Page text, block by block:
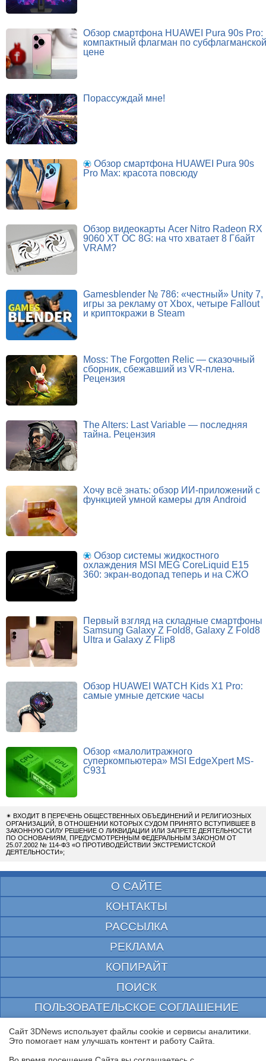
Обзор смартфона HUAWEI Pura 90s Pro:
компактный флагман по субфлагманской
цене
Порассуждай мне!
Обзор смартфона HUAWEI Pura 90s
Pro Max: красота повсюду
Обзор видеокарты Acer Nitro Radeon RX
9060 XT OC 8G: на что хватает 8 Гбайт
VRAM?
Gamesblender № 786: «честный» Unity 7,
игры за рекламу от Xbox, четыре Fallout
и криптокражи в Steam
Moss: The Forgotten Relic — сказочный
сборник, сбежавший из VR-плена.
Рецензия
The Alters: Last Variable — последняя
тайна. Рецензия
Хочу всё знать: обзор ИИ-приложений с
функцией умной камеры для Android
Обзор системы жидкостного
охлаждения MSI MEG CoreLiquid E15
360: экран-водопад теперь и на СЖО
Первый взгляд на складные смартфоны
Samsung Galaxy Z Fold8, Galaxy Z Fold8
Ultra и Galaxy Z Flip8
Обзор HUAWEI WATCH Kids X1 Pro:
самые умные детские часы
Обзор «малолитражного
суперкомпьютера» MSI EdgeXpert MS-
C931
✴ ВХОДИТ В ПЕРЕЧЕНЬ ОБЩЕСТВЕННЫХ ОБЪЕДИНЕНИЙ И РЕЛИГИОЗНЫХ
ОРГАНИЗАЦИЙ, В ОТНОШЕНИИ КОТОРЫХ СУДОМ ПРИНЯТО ВСТУПИВШЕЕ В
ЗАКОННУЮ СИЛУ РЕШЕНИЕ О ЛИКВИДАЦИИ ИЛИ ЗАПРЕТЕ ДЕЯТЕЛЬНОСТИ
ПО ОСНОВАНИЯМ, ПРЕДУСМОТРЕННЫМ ФЕДЕРАЛЬНЫМ ЗАКОНОМ ОТ
25.07.2002 № 114-ФЗ «О ПРОТИВОДЕЙСТВИИ ЭКСТРЕМИСТСКОЙ
ДЕЯТЕЛЬНОСТИ»;
О САЙТЕ
КОНТАКТЫ
РАССЫЛКА
РЕКЛАМА
КОПИРАЙТ
ПОИСК
ПОЛЬЗОВАТЕЛЬСКОЕ СОГЛАШЕНИЕ
ЗАЩИЩЕНО CURATOR
© 1997—2026 Электронное периодическое издание "3ДНьюс" | Свидетельство о
Сайт 3DNews использует файлы cookie и сервисы аналитики.
Это помогает нам улучшать контент и работу Cайта.